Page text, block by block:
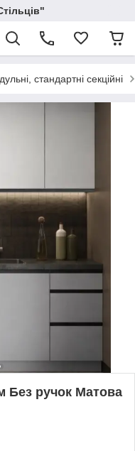
стандартні секційні
Без ручок Матова